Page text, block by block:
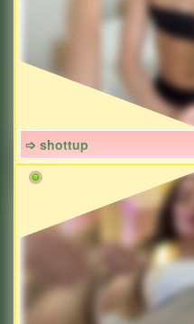
➩ shottup